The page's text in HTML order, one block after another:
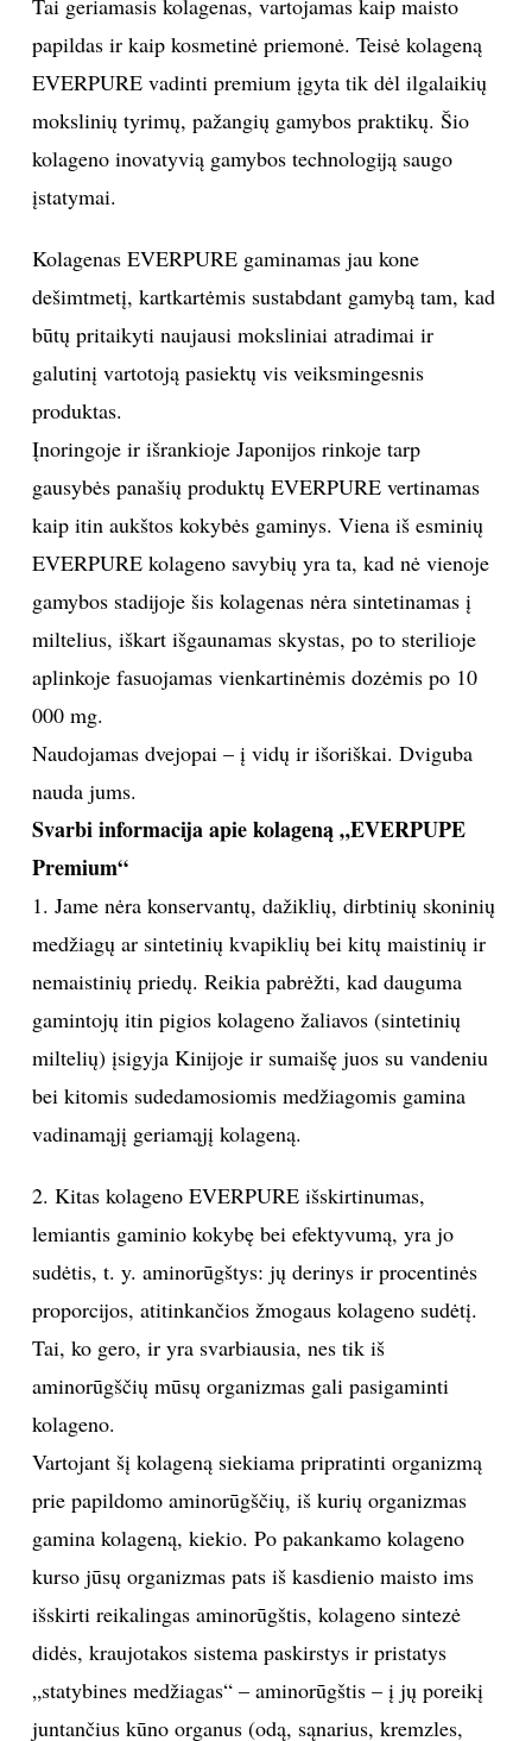
ISTORIJA
KNYGOS
NAMAI
RECEPTAI
VAIKAI
NELAIMĖS
PRIVATUMO POLITIKA
NAUJIENLAIŠKĮ
Jūs sutinkate su
taisyklėmis
Tai geriamasis kolagenas, vartojamas kaip maisto
papildas ir kaip kosmetinė priemonė. Teisė kolageną
EVERPURE vadinti premium įgyta tik dėl ilgalaikių
mokslinių tyrimų, pažangių gamybos praktikų. Šio
kolageno inovatyvią gamybos technologiją saugo
įstatymai.
Kolagenas EVERPURE gaminamas jau kone
dešimtmetį, kartkartėmis sustabdant gamybą tam, kad
būtų pritaikyti naujausi moksliniai atradimai ir
galutinį vartotoją pasiektų vis veiksmingesnis
produktas.
Įnoringoje ir išrankioje Japonijos rinkoje tarp
gausybės panašių produktų EVERPURE vertinamas
kaip itin aukštos kokybės gaminys. Viena iš esminių
EVERPURE kolageno savybių yra ta, kad nė vienoje
gamybos stadijoje šis kolagenas nėra sintetinamas į
miltelius, iškart išgaunamas skystas, po to sterilioje
aplinkoje fasuojamas vienkartinėmis dozėmis po 10
000 mg.
Naudojamas dvejopai – į vidų ir išoriškai. Dviguba
nauda jums.
Svarbi informacija apie kolageną „EVERPUPE
Premium“
1. Jame nėra konservantų, dažiklių, dirbtinių skoninių
medžiagų ar sintetinių kvapiklių bei kitų maistinių ir
nemaistinių priedų. Reikia pabrėžti, kad dauguma
gamintojų itin pigios kolageno žaliavos (sintetinių
miltelių) įsigyja Kinijoje ir sumaišę juos su vandeniu
bei kitomis sudedamosiomis medžiagomis gamina
vadinamąjį geriamąjį kolageną.
2. Kitas kolageno EVERPURE išskirtinumas,
lemiantis gaminio kokybę bei efektyvumą, yra jo
sudėtis, t. y. aminorūgštys: jų derinys ir procentinės
proporcijos, atitinkančios žmogaus kolageno sudėtį.
Tai, ko gero, ir yra svarbiausia, nes tik iš
aminorūgščių mūsų organizmas gali pasigaminti
kolageno.
Vartojant šį kolageną siekiama pripratinti organizmą
prie papildomo aminorūgščių, iš kurių organizmas
gamina kolageną, kiekio. Po pakankamo kolageno
kurso jūsų organizmas pats iš kasdienio maisto ims
išskirti reikalingas aminorūgštis, kolageno sintezė
didės, kraujotakos sistema paskirstys ir pristatys
„statybines medžiagas“ – aminorūgštis – į jų poreikį
juntančius kūno organus (odą, sąnarius, kremzles,